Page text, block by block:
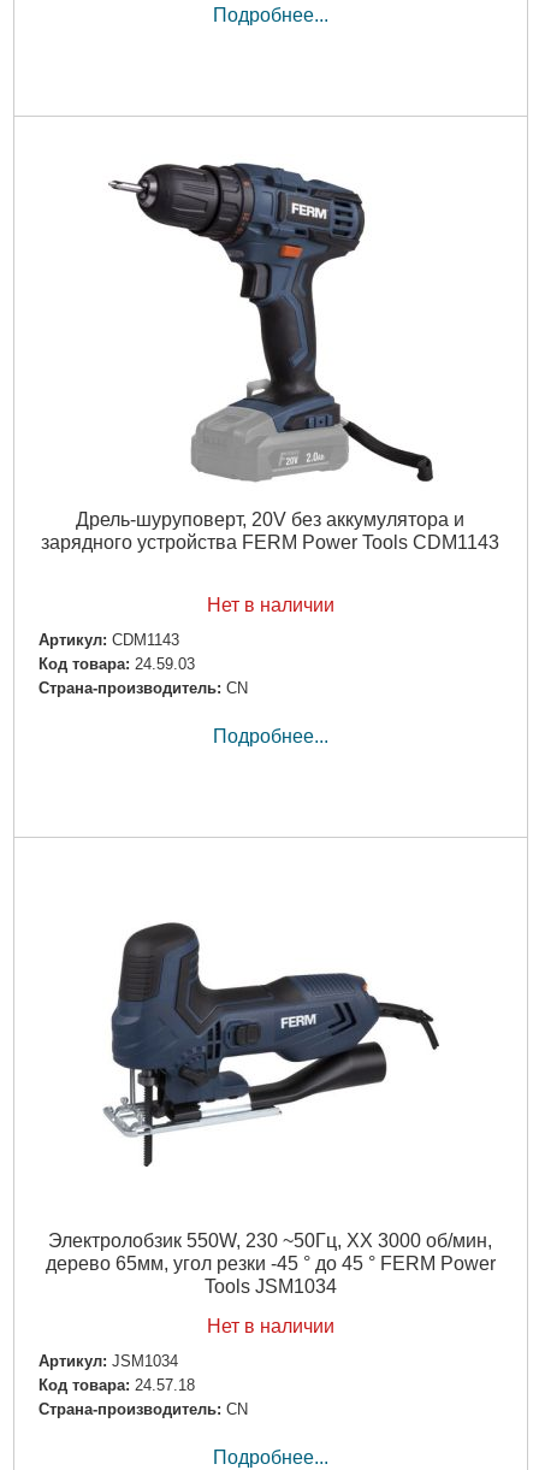
Подробнее...
Дрель-шуруповерт, 20V без аккумулятора и
зарядного устройства FERM Power Tools CDM1143
Нет в наличии
Артикул: CDM1143
Код товара: 24.59.03
Страна-производитель: CN
Подробнее...
Электролобзик 550W, 230 ~50Гц, ХХ 3000 об/мин,
дерево 65мм, угол резки -45 ° до 45 ° FERM Power
Tools JSM1034
Нет в наличии
Артикул: JSM1034
Код товара: 24.57.18
Страна-производитель: CN
Подробнее...